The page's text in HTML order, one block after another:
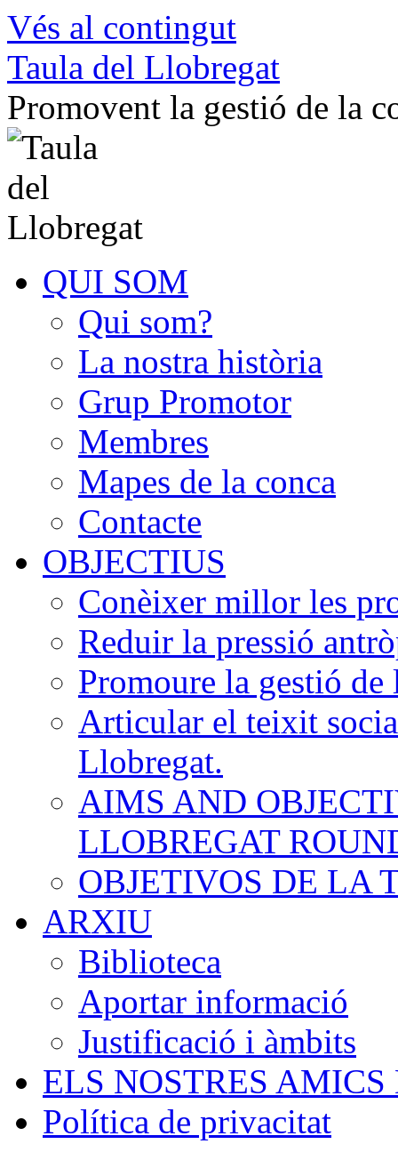
Vés al contingut
Taula del Llobregat
Promovent la gestió de la
QUI SOM
Qui som?
La nostra història
Grup Promotor
Membres
Mapes de la conca
Contacte
OBJECTIUS
Conèixer millor les
Reduir la pressió
Promoure la gestió
Articular el teixit
Llobregat.
AIMS AND
LLOBREGAT
OBJETIVOS DE LA
ARXIU
Biblioteca
Aportar informació
Justificació i àmbits
ELS NOSTRES
Política de privacitat